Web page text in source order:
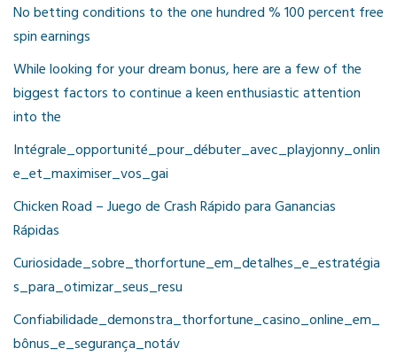
No betting conditions to the one hundred % 100 percent free
spin earnings
While looking for your dream bonus, here are a few of the
biggest factors to continue a keen enthusiastic attention
into the
Intégrale_opportunité_pour_débuter_avec_playjonny_onlin
e_et_maximiser_vos_gai
Chicken Road – Juego de Crash Rápido para Ganancias
Rápidas
Curiosidade_sobre_thorfortune_em_detalhes_e_estratégia
s_para_otimizar_seus_resu
Confiabilidade_demonstra_thorfortune_casino_online_em_
bônus_e_segurança_notáv